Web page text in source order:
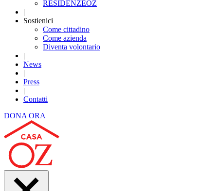
RESIDENZEOZ
|
Sostienici
Come cittadino
Come azienda
Diventa volontario
|
News
|
Press
|
Contatti
DONA ORA